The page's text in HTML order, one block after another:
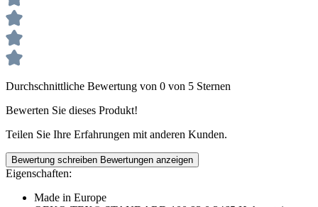
Durchschnittliche Bewertung von 0 von 5 Sternen
Bewerten Sie dieses Produkt!
Teilen Sie Ihre Erfahrungen mit anderen Kunden.
Bewertung schreiben Bewertungen anzeigen
Eigenschaften:
Made in Europe